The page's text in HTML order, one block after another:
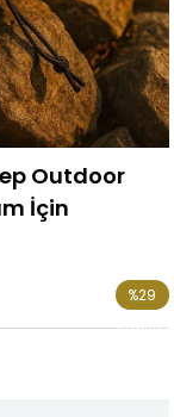
Outdoor
İçin
%29
İndirim